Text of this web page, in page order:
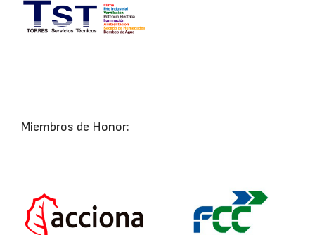
Miembros de Honor: